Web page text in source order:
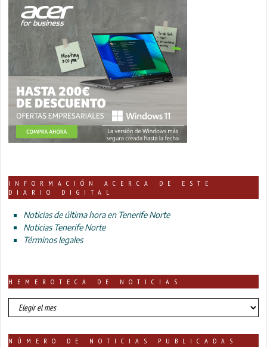
INFORMACIÓN ACERCA DE ESTE
DIARIO DIGITAL
Noticias de última hora en Tenerife Norte
Noticias Tenerife Norte
Términos legales
HEMEROTECA DE NOTICIAS
HEMEROTECA
DE
NÚMERO DE NOTICIAS PUBLICADAS